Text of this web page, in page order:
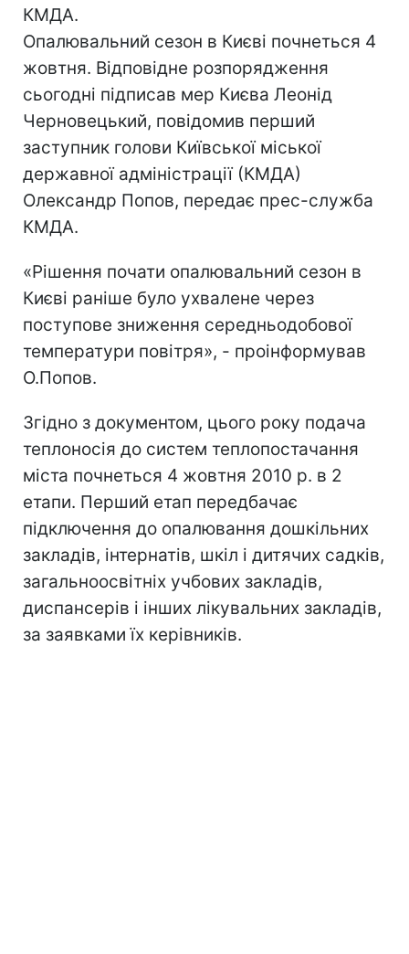
КМДА.
Опалювальний сезон в Києві почнеться 4
жовтня. Відповідне розпорядження
сьогодні підписав мер Києва Леонід
Черновецький, повідомив перший
заступник голови Київської міської
державної адміністрації (КМДА)
Олександр Попов, передає прес-служба
КМДА.
«Рішення почати опалювальний сезон в
Києві раніше було ухвалене через
поступове зниження середньодобової
температури повітря», - проінформував
О.Попов.
Згідно з документом, цього року подача
теплоносія до систем теплопостачання
міста почнеться 4 жовтня 2010 р. в 2
етапи. Перший етап передбачає
підключення до опалювання дошкільних
закладів, інтернатів, шкіл і дитячих садків,
загальноосвітніх учбових закладів,
диспансерів і інших лікувальних закладів,
за заявками їх керівників.